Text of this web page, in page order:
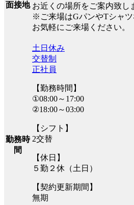
面接地 お近くの場所をご案内致し
※ご来場はGパンやTシャツ
お気軽にご来場ください。
勤務時
間
土日休み
交替制
正社員
【勤務時間】
①08:00～17:00
②18:00～03:00
【シフト】
2交替
【休日】
５勤２休（土日）
【契約更新期間】
無期